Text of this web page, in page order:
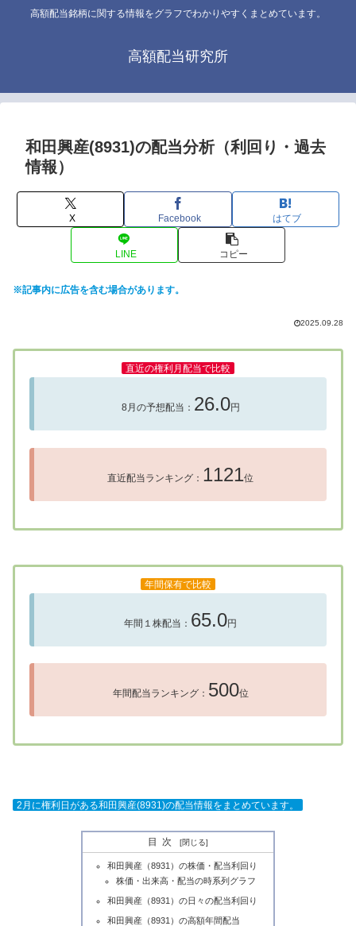
高額配当銘柄に関する情報をグラフでわかりやすくまとめています。
高額配当研究所
和田興産(8931)の配当分析（利回り・過去
情報）
X Facebook はてブ
LINE コピー
※記事内に広告を含む場合があります。
2025.09.28
直近の権利月配当で比較
8月の予想配当： 26.0円
直近配当ランキング： 1121位
年間保有で比較
年間１株配当： 65.0円
年間配当ランキング： 500位
2月に権利日がある和田興産(8931)の配当情報をまとめています。
目次
和田興産（8931）の株価・配当利回り
株価・出来高・配当の時系列グラフ
和田興産（8931）の日々の配当利回り
和田興産（8931）の高額年間配当